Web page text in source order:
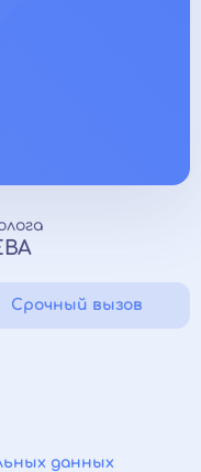
Срочный вызов
данных